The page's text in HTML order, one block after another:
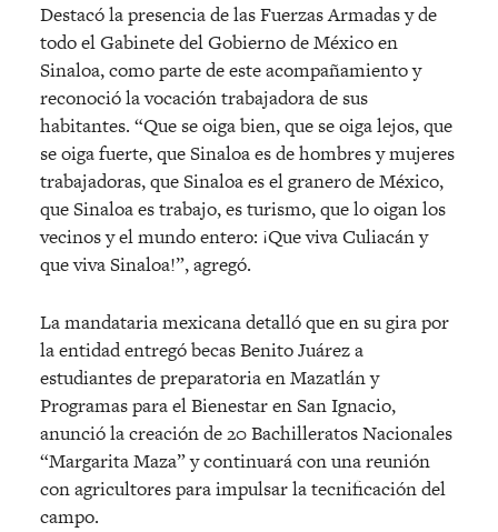
Destacó la presencia de las Fuerzas Armadas y de
todo el Gabinete del Gobierno de México en
Sinaloa, como parte de este acompañamiento y
reconoció la vocación trabajadora de sus
habitantes. “Que se oiga bien, que se oiga lejos, que
se oiga fuerte, que Sinaloa es de hombres y mujeres
trabajadoras, que Sinaloa es el granero de México,
que Sinaloa es trabajo, es turismo, que lo oigan los
vecinos y el mundo entero: ¡Que viva Culiacán y
que viva Sinaloa!”, agregó.
La mandataria mexicana detalló que en su gira por
la entidad entregó becas Benito Juárez a
estudiantes de preparatoria en Mazatlán y
Programas para el Bienestar en San Ignacio,
anunció la creación de 20 Bachilleratos Nacionales
“Margarita Maza” y continuará con una reunión
con agricultores para impulsar la tecnificación del
campo.